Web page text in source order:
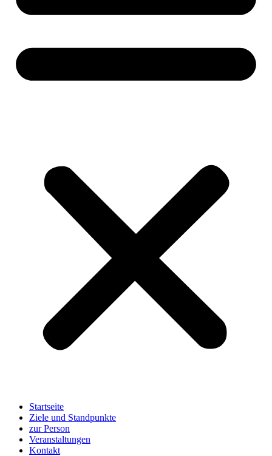
Startseite
Ziele und Standpunkte
zur Person
Veranstaltungen
Kontakt